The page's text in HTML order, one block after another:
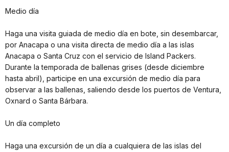
Medio día
Haga una visita guiada de medio día en bote, sin desembarcar,
por Anacapa o una visita directa de medio día a las islas
Anacapa o Santa Cruz con el servicio de Island Packers.
Durante la temporada de ballenas grises (desde diciembre
hasta abril), participe en una excursión de medio día para
observar a las ballenas, saliendo desde los puertos de Ventura,
Oxnard o Santa Bárbara.
Un día completo
Haga una excursión de un día a cualquiera de las islas del